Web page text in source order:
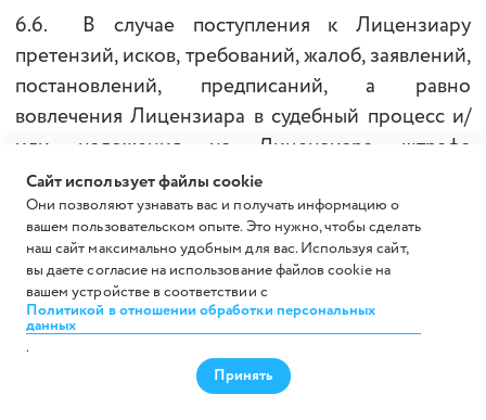
6.6. В случае поступления к Лицензиару
претензий, исков, требований, жалоб, заявлений,
постановлений, предписаний, а равно
вовлечения Лицензиара в судебный процесс и/
или наложения на Лицензиара штрафа
по результатам рассмотрения компетентными
государственными органами дел о нарушении
прав третьих лиц, дел о нарушении
законодательства РФ, блокирования Сайта, его
отдельных станиц, причиной которых явилось
нарушение Лицензиатом условий настоящего
Договора, а также законодательства РФ, в том
числе в части распространения запрещенной
Сайт использует файлы cookie
Они позволяют узнавать вас и получать информацию о
вашем пользовательском опыте. Это нужно, чтобы сделать
наш сайт максимально удобным для вас. Используя сайт,
вы даете согласие на использование файлов cookie на
вашем устройстве в соответствии с
Политикой в отношении обработки персональных
данных
.
Принять